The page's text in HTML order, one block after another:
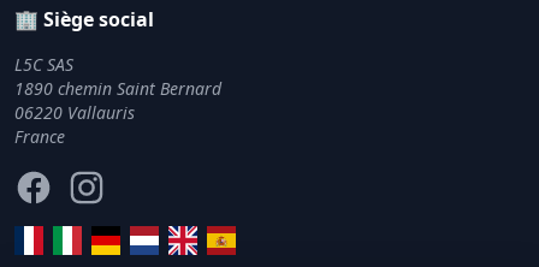
🏢 Siège social
L5C SAS
1890 chemin Saint Bernard
06220 Vallauris
France
FacebookInstagram